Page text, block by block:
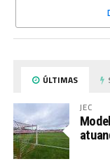
ÚLTIMAS
JEC